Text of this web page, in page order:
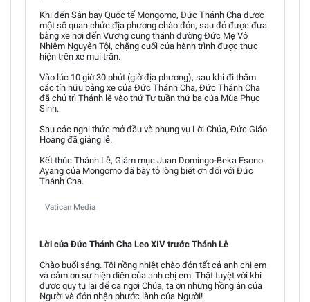
Khi đến Sân bay Quốc tế Mongomo, Đức Thánh Cha được
một số quan chức địa phương chào đón, sau đó được đưa
bằng xe hơi đến Vương cung thánh đường Đức Mẹ Vô
Nhiễm Nguyên Tội, chặng cuối của hành trình được thực
hiện trên xe mui trần.
Vào lúc 10 giờ 30 phút (giờ địa phương), sau khi đi thăm
các tín hữu bằng xe của Đức Thánh Cha, Đức Thánh Cha
đã chủ trì Thánh lễ vào thứ Tư tuần thứ ba của Mùa Phục
Sinh.
Sau các nghi thức mở đầu và phụng vụ Lời Chúa, Đức Giáo
Hoàng đã giảng lễ.
Kết thúc Thánh Lễ, Giám mục Juan Domingo-Beka Esono
Ayang của Mongomo đã bày tỏ lòng biết ơn đối với Đức
Thánh Cha.
Vatican Media
Lời của Đức Thánh Cha Leo XIV trước Thánh Lễ
Chào buổi sáng. Tôi nồng nhiệt chào đón tất cả anh chị em
và cảm ơn sự hiện diện của anh chị em. Thật tuyệt vời khi
được quy tụ lại để ca ngợi Chúa, tạ ơn những hồng ân của
Người và đón nhận phước lành của Người!